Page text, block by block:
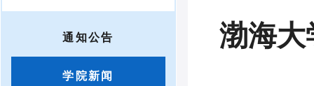
通知公告
学院新闻
渤海大